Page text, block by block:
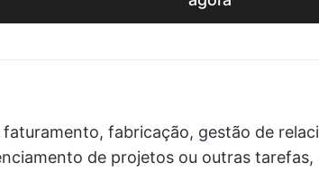
faturamento, fabricação, gestão de
de projetos ou outras